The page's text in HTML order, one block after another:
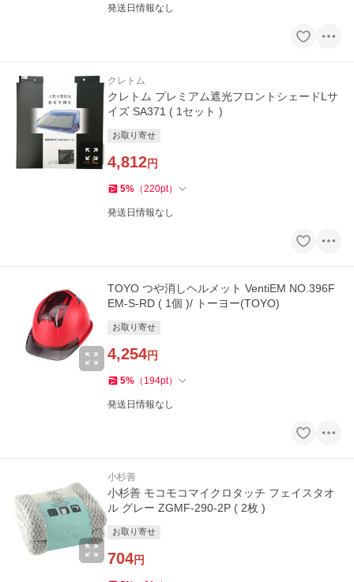
発送日情報なし
クレトム
クレトム プレミアム遮光フロントシェードLサ
イズ SA371 ( 1セット )
お取り寄せ
4,812円
5% （220pt）
発送日情報なし
TOYO つや消しヘルメット VentiEM NO.396F
EM-S-RD ( 1個 )/ トーヨー(TOYO)
お取り寄せ
4,254円
5% （ 194pt）
発送日情報なし
小杉善
小杉善 モコモコマイクロタッチ フェイスタオ
ル グレー ZGMF-290-2P ( 2枚 )
お取り寄せ
704円